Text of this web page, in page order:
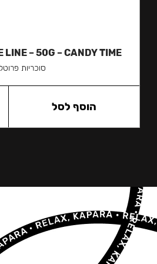
LINE – 50G – CANDY TIME
סוכריות
הוסף לסל